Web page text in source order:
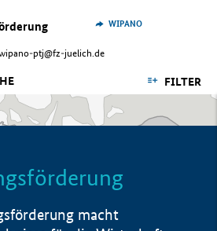
ptj@fz-juelich.de
WIPANO
FILTER
macht